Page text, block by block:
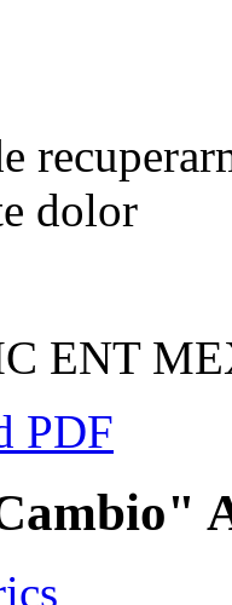
dolor
ENT
PDF